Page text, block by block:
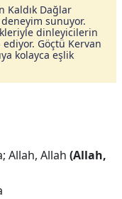
Kaldık Dağlar
sunuyor.
dinleyicilerin
Göçtü Kervan
kolayca eşlik
Allah, Allah (Allah,